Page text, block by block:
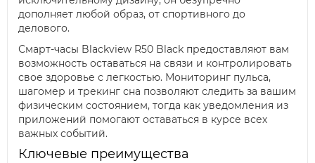
дополняет любой образ, от спортивного до
делового.
Смарт-часы Blackview R50 Black предоставляют вам
возможность оставаться на связи и контролировать
свое здоровье с легкостью. Мониторинг пульса,
шагомер и трекинг сна позволяют следить за вашим
физическим состоянием, тогда как уведомления из
приложений помогают оставаться в курсе всех
важных событий.
Ключевые преимущества